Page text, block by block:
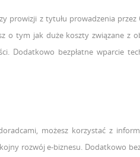
prowizji z tytułu prowadzenia
o tym jak duże koszty związane z
Dodatkowo bezpłatne wparcie
możesz korzystać z
rozwój e-biznesu. Dodatkowo